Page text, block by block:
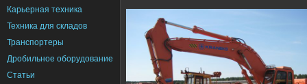
Карьерная техника
Техника для складов
Транспортеры
Дробильное оборудование
Статьи